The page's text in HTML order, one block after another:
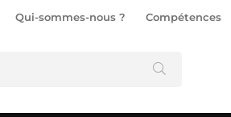
Qui-sommes-nous ? Compétences